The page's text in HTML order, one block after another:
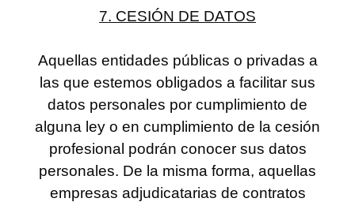
7. CESIÓN DE DATOS
Aquellas entidades públicas o privadas a
las que estemos obligados a facilitar sus
datos personales por cumplimiento de
alguna ley o en cumplimiento de la cesión
profesional podrán conocer sus datos
personales. De la misma forma, aquellas
empresas adjudicatarias de contratos